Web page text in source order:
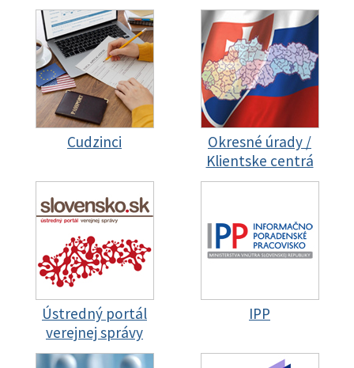
Cudzinci
Okresné úrady /
Klientske centrá
Ústredný portál
verejnej správy
IPP